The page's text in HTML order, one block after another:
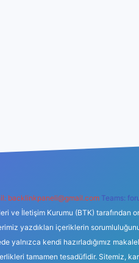
backlinkpaneli@gmail.com Teams:
ve İletişim Kurumu (BTK)
yazdıkları içeriklerin
yalnızca kendi hazırladığımız
tamamen tesadüfidir. Sitemiz,